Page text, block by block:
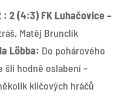
: 2 (4:3) FK Luhačovice –
Matěj Brunclík
Löbba: Do pohárového
šli hodně oslabení –
klíčových hráčů